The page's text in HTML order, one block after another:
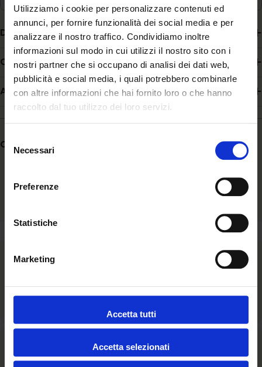
Utilizziamo i cookie per personalizzare contenuti ed
annunci, per fornire funzionalità dei social media e per
analizzare il nostro traffico. Condividiamo inoltre
informazioni sul modo in cui utilizzi il nostro sito con i
nostri partner che si occupano di analisi dei dati web,
pubblicità e social media, i quali potrebbero combinarle
con altre informazioni che hai fornito loro o che hanno
raccolto dal tuo utilizzo dei loro servizi.
delNecessari
Preferenze
Statistiche
Marketing
Accetta tutti
Accetta selezionati
Descrizione
Composizione
Additivi
Condividere:
Ascolto
Siamo al fianco della comunità ascoltandone bisogni e